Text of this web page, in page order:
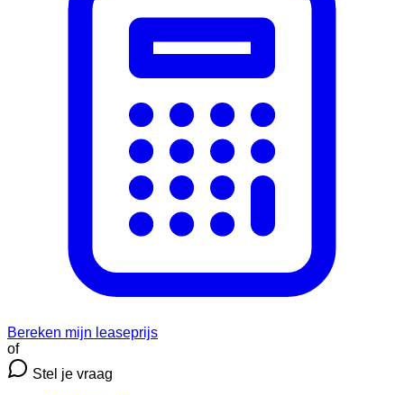
Bereken mijn leaseprijs
of
Stel je vraag